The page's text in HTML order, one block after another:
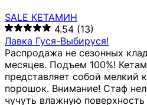
SALE КЕТАМИН
4.54 (13)
Лавка Гуся-Выбируся!
Распродажа не сезонных
месяцев. Подъем 100%!
представляет собой мелкий
порошок. Внимание! Стаф
чучуть влажную